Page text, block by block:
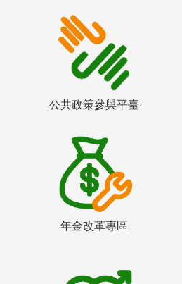
公共政策參與平臺
年金改革專區